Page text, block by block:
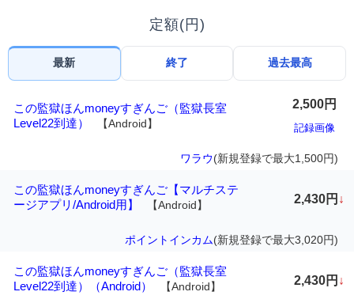
定額(円)
最新 終了 過去最高
この監獄ほんmoneyすぎんご（監獄長室
Level22到達）
【Android】
2,500円
記録画像
ワラウ(新規登録で最大1,500円)
この監獄ほんmoneyすぎんご【マルチステ
ージアプリ/Android用】
【Android】 2,430円 ↓
ポイントインカム(新規登録で最大3,020円)
この監獄ほんmoneyすぎんご（監獄長室
Level22到達）（Android）
【Android】 2,430円 ↓